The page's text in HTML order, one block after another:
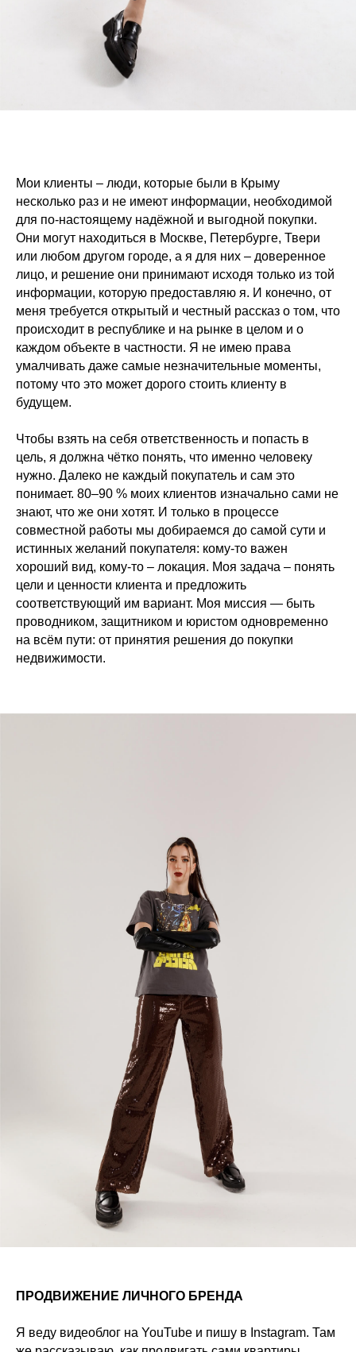
Мои клиенты – люди, которые были в Крыму
несколько раз и не имеют информации, необходимой
для по-настоящему надёжной и выгодной покупки.
Они могут находиться в Москве, Петербурге, Твери
или любом другом городе, а я для них – доверенное
лицо, и решение они принимают исходя только из той
информации, которую предоставляю я. И конечно, от
меня требуется открытый и честный рассказ о том, что
происходит в республике и на рынке в целом и о
каждом объекте в частности. Я не имею права
умалчивать даже самые незначительные моменты,
потому что это может дорого стоить клиенту в
будущем.
Чтобы взять на себя ответственность и попасть в
цель, я должна чётко понять, что именно человеку
нужно. Далеко не каждый покупатель и сам это
понимает. 80–90 % моих клиентов изначально сами не
знают, что же они хотят. И только в процессе
совместной работы мы добираемся до самой сути и
истинных желаний покупателя: кому-то важен
хороший вид, кому-то – локация. Моя задача – понять
цели и ценности клиента и предложить
соответствующий им вариант. Моя миссия — быть
проводником, защитником и юристом одновременно
на всём пути: от принятия решения до покупки
недвижимости.
ПРОДВИЖЕНИЕ ЛИЧНОГО БРЕНДА
Я веду видеоблог на YouTube и пишу в Instagram. Там